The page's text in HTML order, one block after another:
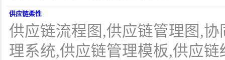
供应链柔性
供应链流程图,供应链管理图,
理系统,供应链管理模板,供应